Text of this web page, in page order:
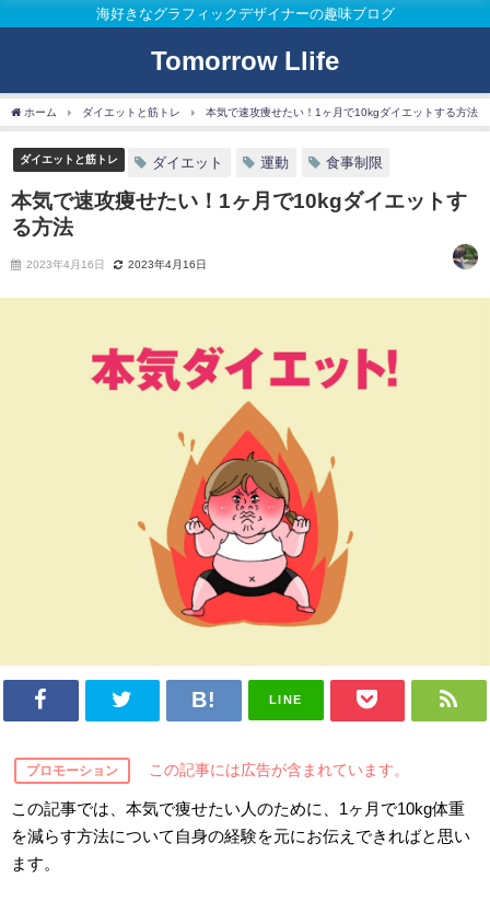
海好きなグラフィックデザイナーの趣味ブログ
Tomorrow Llife
ホーム ダイエットと筋トレ 本気で速攻痩せたい！1ヶ月で10kgダイエットする方法
ダイエットと筋トレ ダイエット 運動 食事制限
本気で速攻痩せたい！1ヶ月で10kgダイエットす
る方法
2023年4月16日 2023年4月16日
LINE
プロモーション この記事には広告が含まれています。
この記事では、本気で痩せたい人のために、1ヶ月で10kg体重
を減らす方法について自身の経験を元にお伝えできればと思い
ます。